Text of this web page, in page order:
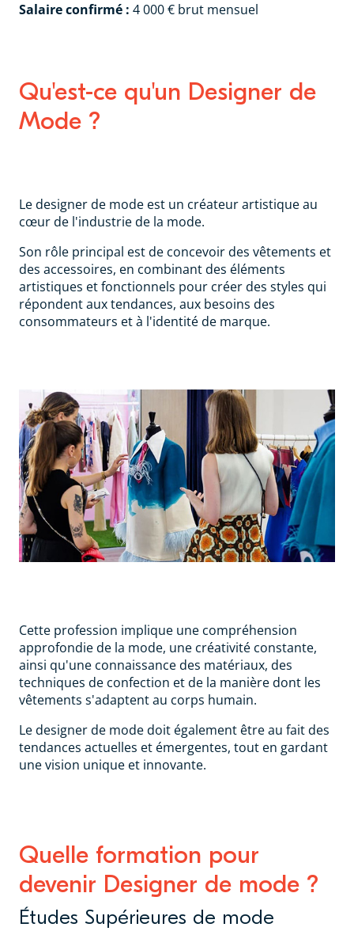
Salaire confirmé : 4 000 € brut mensuel
Qu'est-ce qu'un Designer de
Mode ?
Le designer de mode est un créateur artistique au
cœur de l'industrie de la mode.
Son rôle principal est de concevoir des vêtements et
des accessoires, en combinant des éléments
artistiques et fonctionnels pour créer des styles qui
répondent aux tendances, aux besoins des
consommateurs et à l'identité de marque.
Cette profession implique une compréhension
approfondie de la mode, une créativité constante,
ainsi qu'une connaissance des matériaux, des
techniques de confection et de la manière dont les
vêtements s'adaptent au corps humain.
Le designer de mode doit également être au fait des
tendances actuelles et émergentes, tout en gardant
une vision unique et innovante.
Quelle formation pour
devenir Designer de mode ?
Études Supérieures de mode